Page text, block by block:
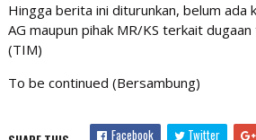
Hingga berita ini diturunkan, belum ada
AG maupun pihak MR/KS terkait
(TIM)
To be continued (Bersambung)
Facebook Twitter